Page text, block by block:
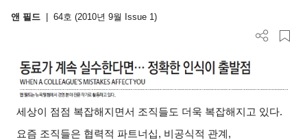
앤 필드 64호 (2010년 9월 Issue 1)
세상이 점점 복잡해지면서 조직들도 더욱 복잡해지고 있다.
요즘 조직들은 협력적 파트너십, 비공식적 관계,